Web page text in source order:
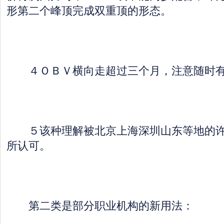
形第二个峰顶完成双重顶的形态。
４ＯＢＶ横向走超过三个月，注意随时
５该种理解被北京上海深圳山东等地的
所认可。
第二类是部分职业机构的新用法：